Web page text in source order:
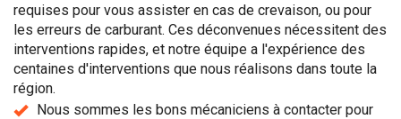
requises pour vous assister en cas de crevaison, ou pour
les erreurs de carburant. Ces déconvenues nécessitent des
interventions rapides, et notre équipe a l'expérience des
centaines d'interventions que nous réalisons dans toute la
région.
Nous sommes les bons mécaniciens à contacter pour